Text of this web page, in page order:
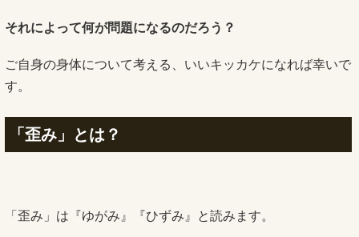
それによって何が問題になるのだろう？
ご自身の身体について考える、いいキッカケになれば幸いで
す。
「歪み」とは？
「歪み」は『ゆがみ』『ひずみ』と読みます。